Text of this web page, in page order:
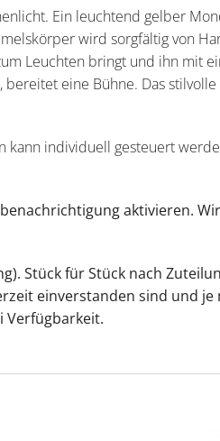
Ein leuchtend gelber
wird sorgfältig von
Leuchten bringt und ihn mit
eine Bühne. Das
individuell gesteuert
aktivieren.
Stück für Stück nach
einverstanden sind und je
Verfügbarkeit.